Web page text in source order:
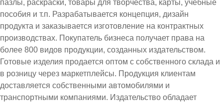
пазлы, раскраски, товары для творчества, карты, учебные
пособия и т.п. Разрабатывается концепция, дизайн
продукта и заказывается изготовление на контрактных
производствах. Покупатель бизнеса получает права на
более 800 видов продукции, созданных издательством.
Готовые изделия продается оптом с собственного склада и
в розницу через маркетплейсы. Продукция клиентам
доставляется собственными автомобилями и
транспортными компаниями. Издательство обладает